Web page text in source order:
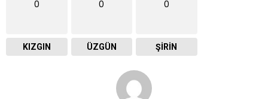
0
KIZGIN
0
ÜZGÜN
0
ŞIRIN